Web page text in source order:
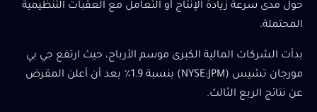
حول مدى سرعة زيادة الإنتاج أو التعامل مع العقبات التنظيمية
المحتملة.
بدأت الشركات المالية الكبرى موسم الأرباح، حيث ارتفع جي بي
مورجان تشيس (NYSE:JPM) بنسبة 1.9٪ بعد أن أعلن المقرض
عن نتائج الربع الثالث.